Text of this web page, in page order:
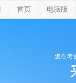
首页 电脑版